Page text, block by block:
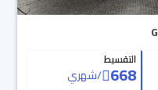
التقسيط
668
/شهري